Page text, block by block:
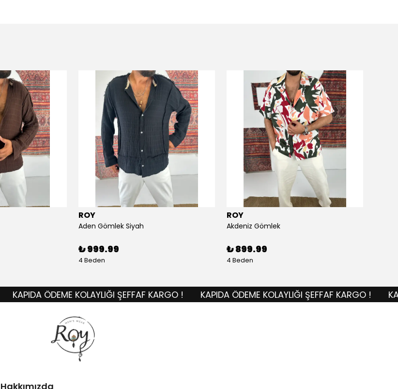
ROY
Aden Gömlek Siyah
₺ 999.99
4 Beden
ROY
Akdeniz Gömlek
₺ 899.99
4 Beden
KAPIDA ÖDEME KOLAYLIĞI ŞEFFAF KARGO ! KAPIDA ÖDEME KOLAYLIĞI ŞEFFAF KARGO !
Hakkımızda